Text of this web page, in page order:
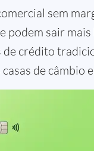
sem
podem sair
de crédito
de câmbio